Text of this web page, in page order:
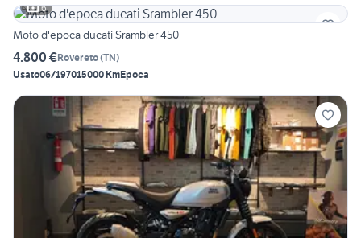
6
Moto d'epoca ducati Srambler 450
4.800 €Rovereto(TN)
Usato06/197015000 KmEpoca